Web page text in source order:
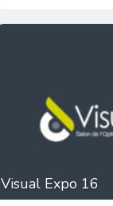
Visual Expo 16